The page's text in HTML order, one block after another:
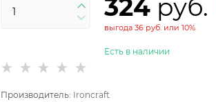
324 руб.
выгода36 руб. или10%
Есть в наличии
Производитель: Ironcraft